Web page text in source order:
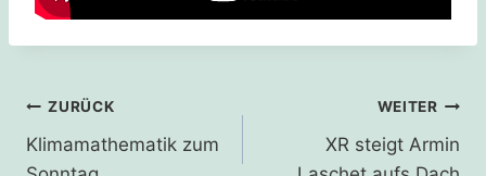
Beitragsnavigation
ZURÜCK
Klimamathematik zum
WEITER
XR steigt Armin